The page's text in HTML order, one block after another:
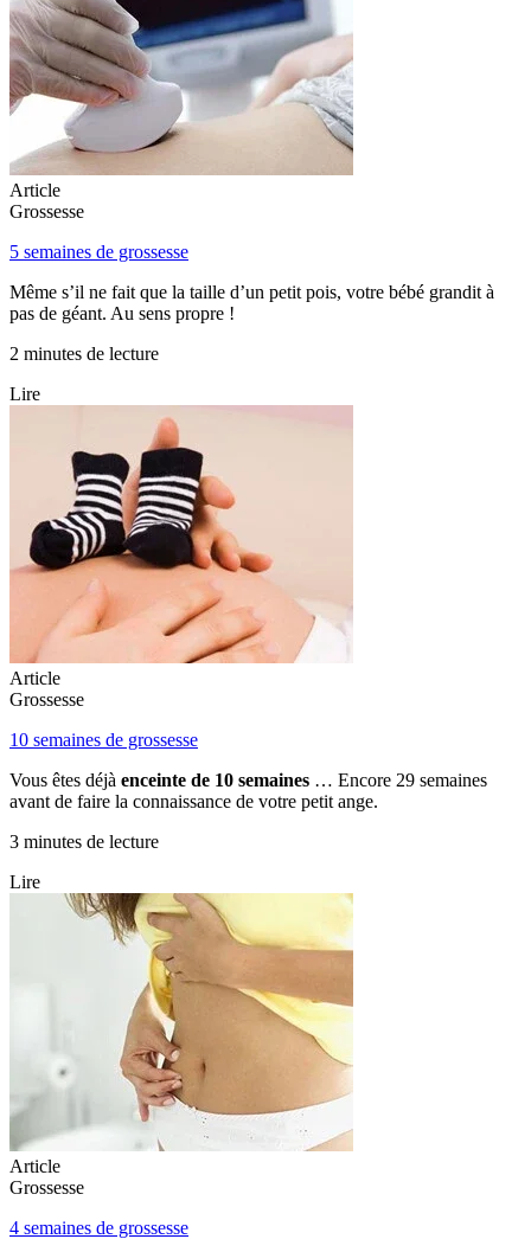
Article
Grossesse
5 semaines de grossesse
Même s’il ne fait que la taille d’un petit pois, votre bébé grandit à
pas de géant. Au sens propre !
2 minutes de lecture
Lire
Article
Grossesse
10 semaines de grossesse
Vous êtes déjà enceinte de 10 semaines … Encore 29 semaines
avant de faire la connaissance de votre petit ange.
3 minutes de lecture
Lire
Article
Grossesse
4 semaines de grossesse